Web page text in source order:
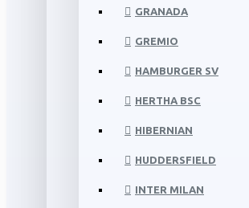
GRANADA
GREMIO
HAMBURGER SV
HERTHA BSC
HIBERNIAN
HUDDERSFIELD
INTER MILAN